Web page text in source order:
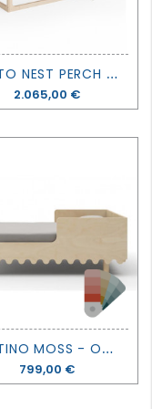
L
ETTO NEST PERCH - OEUF
Prezzo
2.065,00 €
L
ETTINO MOSS - OEUF
Prezzo
799,00 €